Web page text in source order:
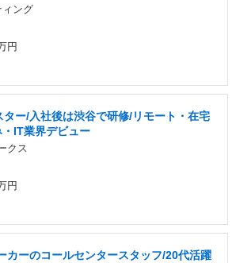
ング
円
ー/入社後は渋谷で研修/リモート・在宅
IT業界デビュー
クス
円
カーのコールセンタースタッフ/20代活躍